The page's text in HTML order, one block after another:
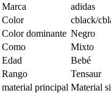
Marca
adidas
Color
cblack/
Color dominante Negro
Como
Mixto
Edad
Bebé
Rango
Tensaur
material principal Material